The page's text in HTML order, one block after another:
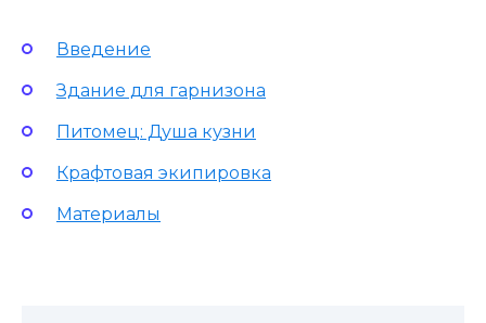
Введение
Здание для гарнизона
Питомец: Душа кузни
Крафтовая экипировка
Материалы